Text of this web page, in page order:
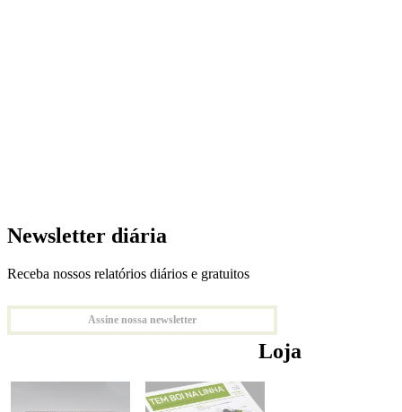
Newsletter diária
Receba nossos relatórios diários e gratuitos
Assine nossa newsletter
Loja